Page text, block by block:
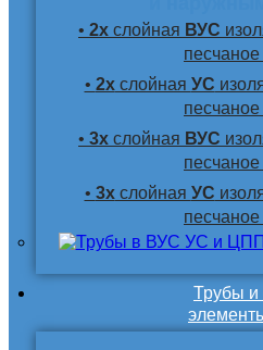
• 2х слойная ВУС
• 2хслойная УС
• 3х слойная ВУС
• 3хслойная УС
Трубы